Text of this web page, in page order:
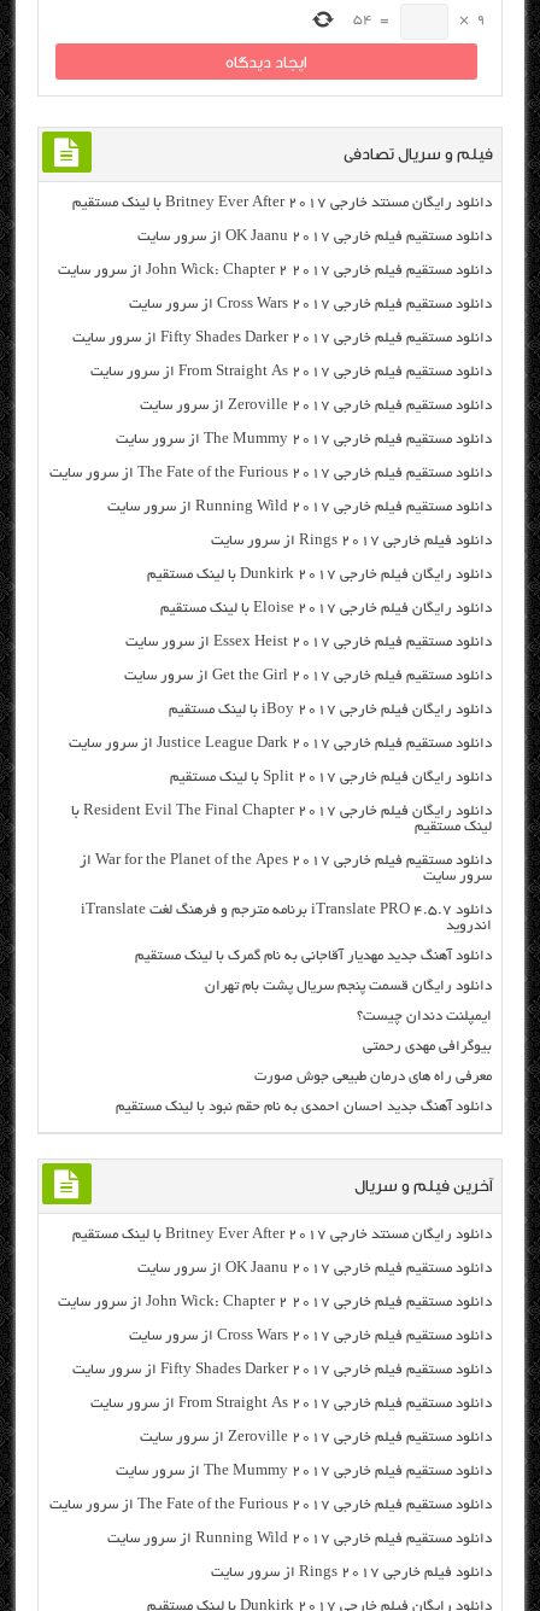
9
×
=
54
فیلم و سریال تصادفی
دانلود رایگان مسنتد خارجی Britney Ever After 2017 با لینک مستقیم
دانلود مستقیم فیلم خارجی OK Jaanu 2017 از سرور سایت
دانلود مستقیم فیلم خارجی John Wick: Chapter 2 2017 از سرور سایت
دانلود مستقیم فیلم خارجی Cross Wars 2017 از سرور سایت
دانلود مستقیم فیلم خارجی Fifty Shades Darker 2017 از سرور سایت
دانلود مستقیم فیلم خارجی From Straight As 2017 از سرور سایت
دانلود مستقیم فیلم خارجی Zeroville 2017 از سرور سایت
دانلود مستقیم فیلم خارجی The Mummy 2017 از سرور سایت
دانلود مستقیم فیلم خارجی The Fate of the Furious 2017 از سرور سایت
دانلود مستقیم فیلم خارجی Running Wild 2017 از سرور سایت
دانلود فیلم خارجی Rings 2017 از سرور سایت
دانلود رایگان فیلم خارجی Dunkirk 2017 با لینک مستقیم
دانلود رایگان فیلم خارجی Eloise 2017 با لینک مستقیم
دانلود مستقیم فیلم خارجی Essex Heist 2017 از سرور سایت
دانلود مستقیم فیلم خارجی Get the Girl 2017 از سرور سایت
دانلود رایگان فیلم خارجی iBoy 2017 با لینک مستقیم
دانلود مستقیم فیلم خارجی Justice League Dark 2017 از سرور سایت
دانلود رایگان فیلم خارجی Split 2017 با لینک مستقیم
دانلود رایگان فیلم خارجی Resident Evil The Final Chapter 2017 با
لینک مستقیم
دانلود مستقیم فیلم خارجی War for the Planet of the Apes 2017 از
سرور سایت
دانلود iTranslate PRO 4.5.7 برنامه مترجم و فرهنگ لغت iTranslate
اندروید
دانلود آهنگ جدید مهدیار آقاجانی به نام گمرک با لینک مستقیم
دانلود رایگان قسمت پنجم سریال پشت بام تهران
ایمپلنت دندان چیست؟
بیوگرافی مهدی رحمتی
معرفی راه های درمان طبیعی جوش صورت
دانلود آهنگ جدید احسان احمدی به نام حقم نبود با لینک مستقیم
آخرین فیلم و سریال
دانلود رایگان مسنتد خارجی Britney Ever After 2017 با لینک مستقیم
دانلود مستقیم فیلم خارجی OK Jaanu 2017 از سرور سایت
دانلود مستقیم فیلم خارجی John Wick: Chapter 2 2017 از سرور سایت
دانلود مستقیم فیلم خارجی Cross Wars 2017 از سرور سایت
دانلود مستقیم فیلم خارجی Fifty Shades Darker 2017 از سرور سایت
دانلود مستقیم فیلم خارجی From Straight As 2017 از سرور سایت
دانلود مستقیم فیلم خارجی Zeroville 2017 از سرور سایت
دانلود مستقیم فیلم خارجی The Mummy 2017 از سرور سایت
دانلود مستقیم فیلم خارجی The Fate of the Furious 2017 از سرور سایت
دانلود مستقیم فیلم خارجی Running Wild 2017 از سرور سایت
دانلود فیلم خارجی Rings 2017 از سرور سایت
دانلود رایگان فیلم خارجی Dunkirk 2017 با لینک مستقیم